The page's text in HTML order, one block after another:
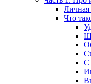
Личная
Что
С